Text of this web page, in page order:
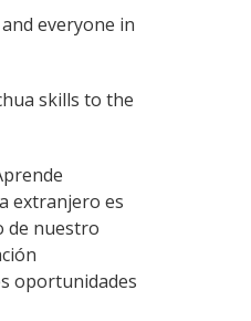
everyone in
skills to the
extranjero es
de nuestro
oportunidades